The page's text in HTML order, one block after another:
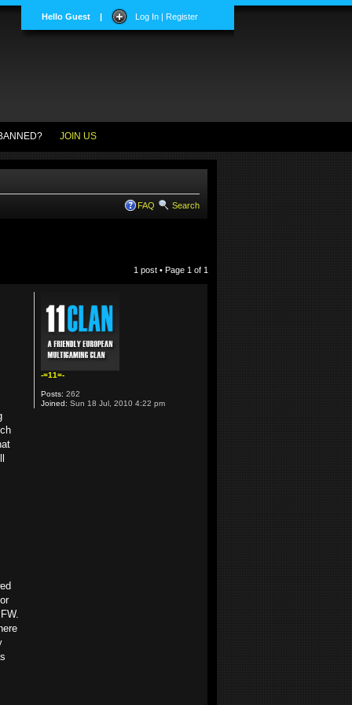
Hello Guest | Log In | Register
JOIN US
FAQ Search
1 post • Page 1 of 1
-=11=-
Posts: 262
Joined: Sun 18 Jul, 2010 4:22 pm